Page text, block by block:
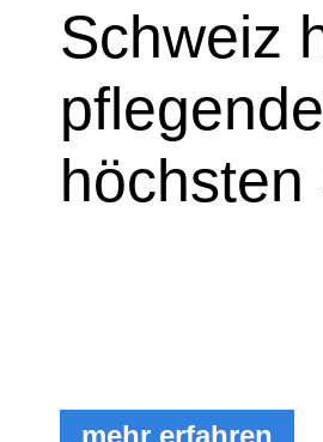
Schweiz
höchsten
mehr erfahren